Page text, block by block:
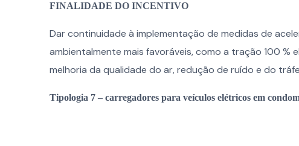
FINALIDADE DO INCENTIVO
Dar continuidade à implementação de medidas de
ambientalmente mais favoráveis, como a tração 100
melhoria da qualidade do ar, redução de ruído e do
Tipologia 7 – carregadores para veículos elétricos em